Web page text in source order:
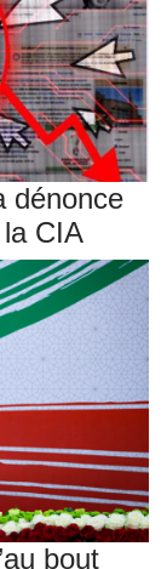
dénonce
CIA
bout